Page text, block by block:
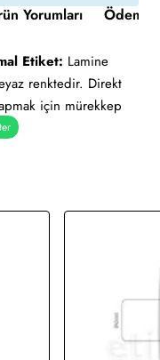
Yorumları Ödeme
Etiket: Lamine
renktedir. Direkt
için mürekkep
ömrü vardır ve
tutkal), Holtmelt
yapışkanlı
tutkal)